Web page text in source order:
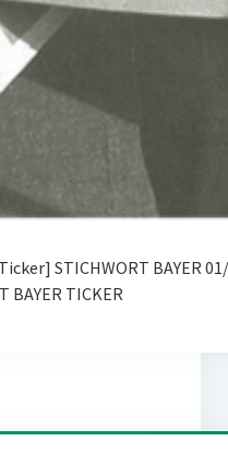
STICHWORT BAYER
BAYER TICKER